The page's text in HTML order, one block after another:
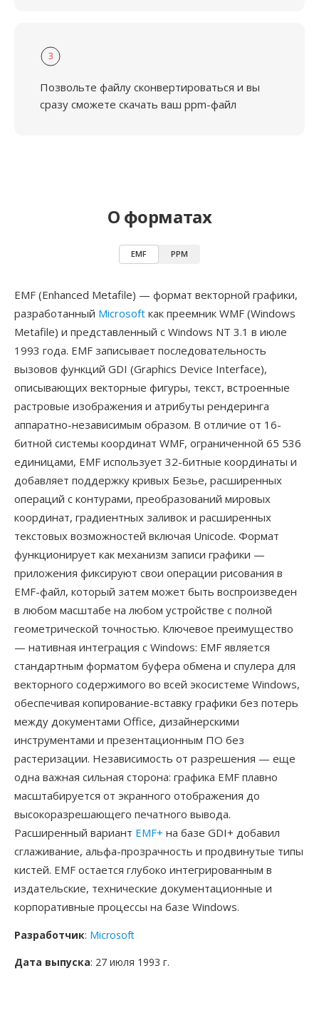
3
Позвольте файлу сконвертироваться и вы
сразу сможете скачать ваш ppm-файл
О форматах
EMF PPM
EMF (Enhanced Metafile) — формат векторной графики,
разработанный Microsoft как преемник WMF (Windows
Metafile) и представленный с Windows NT 3.1 в июле
1993 года. EMF записывает последовательность
вызовов функций GDI (Graphics Device Interface),
описывающих векторные фигуры, текст, встроенные
растровые изображения и атрибуты рендеринга
аппаратно-независимым образом. В отличие от 16-
битной системы координат WMF, ограниченной 65 536
единицами, EMF использует 32-битные координаты и
добавляет поддержку кривых Безье, расширенных
операций с контурами, преобразований мировых
координат, градиентных заливок и расширенных
текстовых возможностей включая Unicode. Формат
функционирует как механизм записи графики —
приложения фиксируют свои операции рисования в
EMF-файл, который затем может быть воспроизведен
в любом масштабе на любом устройстве с полной
геометрической точностью. Ключевое преимущество
— нативная интеграция с Windows: EMF является
стандартным форматом буфера обмена и спулера для
векторного содержимого во всей экосистеме Windows,
обеспечивая копирование-вставку графики без потерь
между документами Office, дизайнерскими
инструментами и презентационным ПО без
растеризации. Независимость от разрешения — еще
одна важная сильная сторона: графика EMF плавно
масштабируется от экранного отображения до
высокоразрешающего печатного вывода.
Расширенный вариант EMF+ на базе GDI+ добавил
сглаживание, альфа-прозрачность и продвинутые типы
кистей. EMF остается глубоко интегрированным в
издательские, технические документационные и
корпоративные процессы на базе Windows.
Разработчик: Microsoft
Дата выпуска: 27 июля 1993 г.